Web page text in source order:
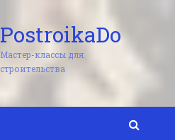
PostroikaDo
Мастер-классы для
строительства